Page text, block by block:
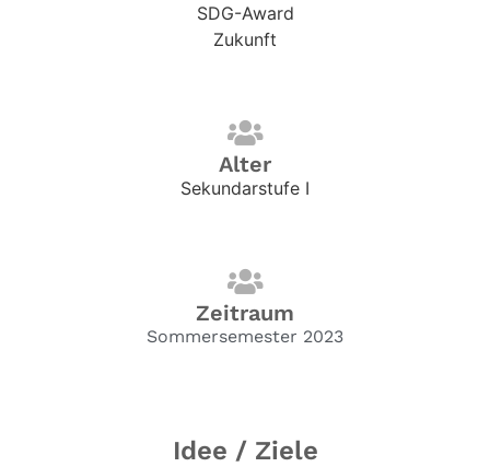
SDG-Award
Zukunft
Alter
Sekundarstufe I
Zeitraum
Sommersemester 2023
Idee / Ziele